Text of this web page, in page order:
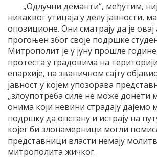
„Одлучни деманти“, међутим,
никаквог утицаја у делу јавности,
опозиционе. Они сматрају да је овај
прогоњен због своје подршке
Митрополит је у јуну прошле
протеста у градовима на
епархије, на званичном сајту
јавност у којем упозорава
„злоупотреба силе не може донети
онима који невини страдају дајемо
подршку да опстану и истрају на
којег би злонамерници могли
представници власти немају
митрополита жичког.